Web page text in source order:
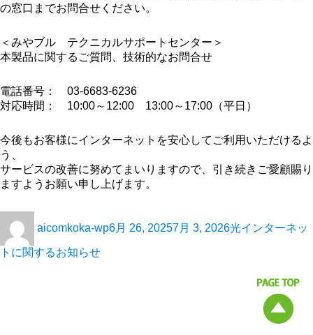
の窓口までお問合せください。
＜みやブル テクニカルサポートセンター＞
本製品に関するご質問、技術的なお問合せ
電話番号： 03-6683-6236
対応時間： 10:00～12:00 13:00～17:00（平日）
今後もお客様にインターネットを安心してご利用いただけるよ
う、
サービスの改善に努めてまいりますので、引き続きご愛顧賜り
ますようお願い申し上げます。
aicomkoka-wp6月 26, 20257月 3, 2026光インターネッ
トに関するお知らせ